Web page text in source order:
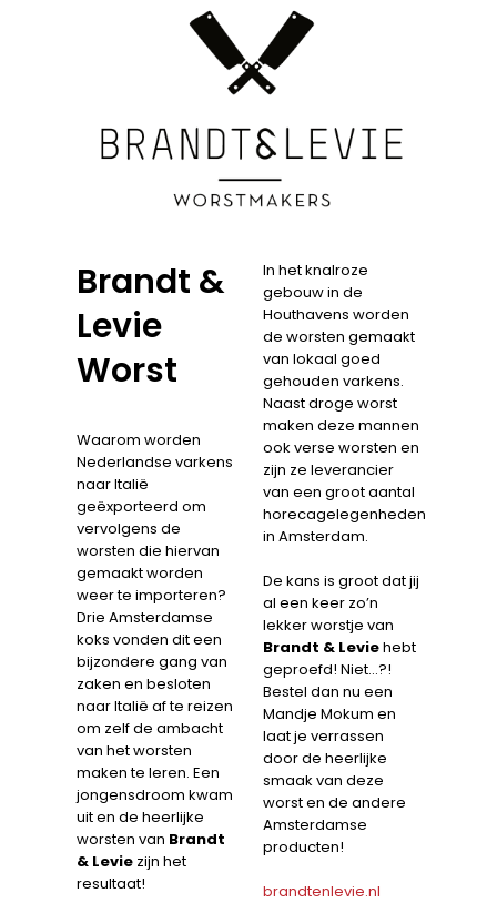
Brandt &
Levie
Worst
Waarom worden
Nederlandse varkens
naar Italië
geëxporteerd om
vervolgens de
worsten die hiervan
gemaakt worden
weer te importeren?
Drie Amsterdamse
koks vonden dit een
bijzondere gang van
zaken en besloten
naar Italië af te reizen
om zelf de ambacht
van het worsten
maken te leren. Een
jongensdroom kwam
uit en de heerlijke
worsten van Brandt
& Leviezijn het
resultaat!
In het knalroze
gebouw in de
Houthavens worden
de worsten gemaakt
van lokaal goed
gehouden varkens.
Naast droge worst
maken deze mannen
ook verse worsten en
zijn ze leverancier
van een groot aantal
horecagelegenheden
in Amsterdam.
De kans is groot dat jij
al een keer zo’n
lekker worstje van
Brandt & Leviehebt
geproefd! Niet…?!
Bestel dan nu een
Mandje Mokum en
laat je verrassen
door de heerlijke
smaak van deze
worst en de andere
Amsterdamse
producten!
brandtenlevie.nl